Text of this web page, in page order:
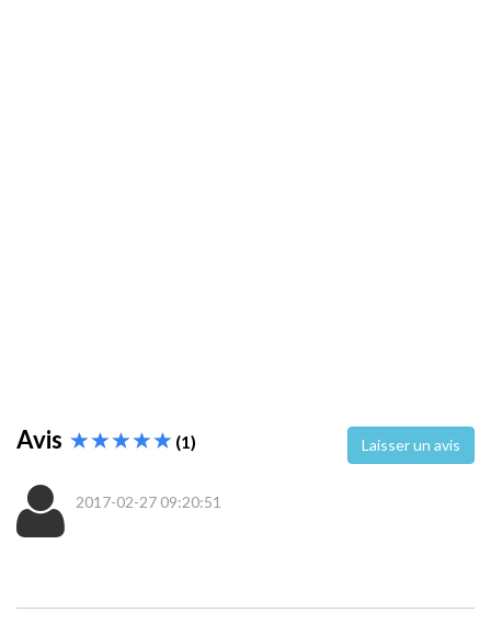
Avis (1) Laisser un avis
2017-02-27 09:20:51